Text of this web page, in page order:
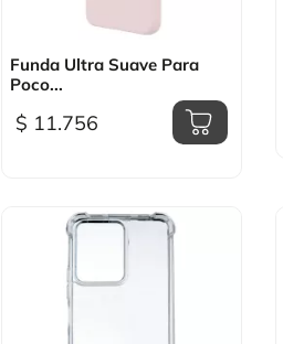
Vista rápida
Funda Ultra Suave Para
Poco...
$ 11.756